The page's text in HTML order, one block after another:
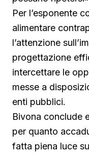
Per l’esponente
alimentare
l’attenzione
progettazione
intercettare le
messe a
enti pubblici.
Bivona conclude
per quanto
fatta piena luce